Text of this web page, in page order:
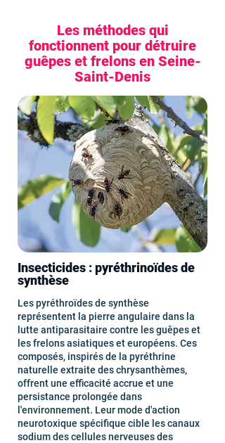
Les méthodes qui
fonctionnent pour détruire
guêpes et frelons en Seine-
Saint-Denis
Insecticides : pyréthrinoïdes de
synthèse
Les pyréthroïdes de synthèse
représentent la pierre angulaire dans la
lutte antiparasitaire contre les guêpes et
les frelons asiatiques et européens. Ces
composés, inspirés de la pyréthrine
naturelle extraite des chrysanthèmes,
offrent une efficacité accrue et une
persistance prolongée dans
l'environnement. Leur mode d'action
neurotoxique spécifique cible les canaux
sodium des cellules nerveuses des